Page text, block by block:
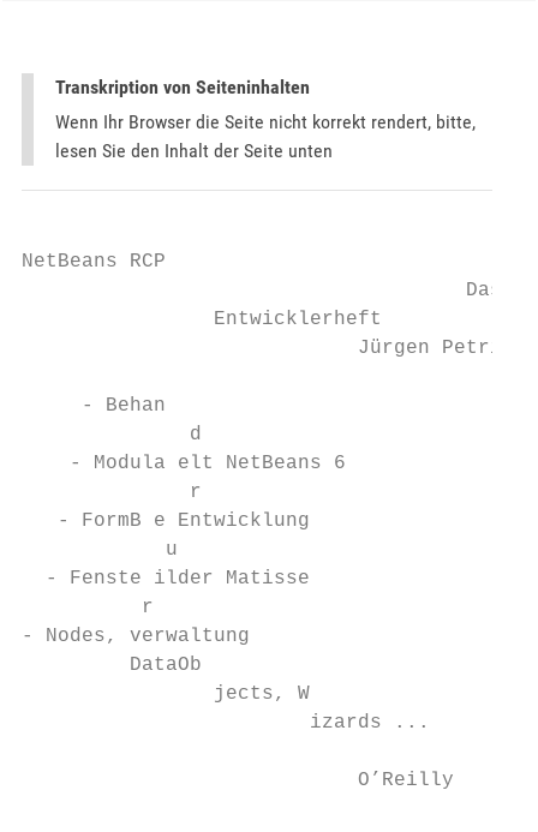
Transkription von Seiteninhalten
Wenn Ihr Browser die Seite nicht korrekt rendert, bitte,
lesen Sie den Inhalt der Seite unten
NetBeans RCP
                                     Das
                Entwicklerheft
                            Jürgen Petri
     - Behan
              d
    - Modula elt NetBeans 6
              r
   - FormB e Entwicklung
            u
  - Fenste ilder Matisse
          r
- Nodes, verwaltung
         DataOb
                jects, W
                        izards ...
                            O’Reilly